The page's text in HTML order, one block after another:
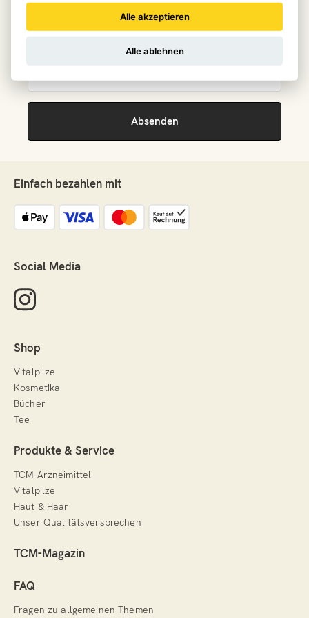
Fachpersonen erhalten
Einfach bezahlen mit
Social Media
Shop
Vitalpilze
Kosmetika
Bücher
Tee
Produkte & Service
TCM-Arzneimittel
Vitalpilze
Haut & Haar
Unser Qualitätsversprechen
TCM-Magazin
FAQ
Fragen zu allgemeinen Themen
Alle akzeptieren
Alle ablehnen